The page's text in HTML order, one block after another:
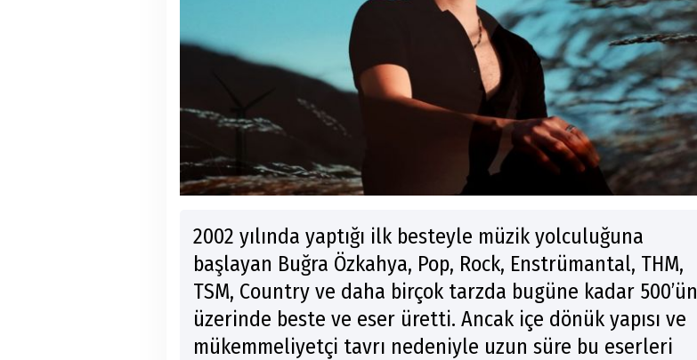
2002 yılında yaptığı ilk besteyle müzik yolculuğuna
başlayan Buğra Özkahya, Pop, Rock, Enstrümantal, THM,
TSM, Country ve daha birçok tarzda bugüne kadar 500’ün
üzerinde beste ve eser üretti. Ancak içe dönük yapısı ve
mükemmeliyetçi tavrı nedeniyle uzun süre bu eserleri